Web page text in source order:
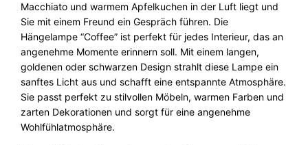
c
h
t
e
C
o
f
f
e
Macchiato und warmem Apfelkuchen in der Luft liegt und
Sie mit einem Freund ein Gespräch führen. Die
Hängelampe “Coffee” ist perfekt für jedes Interieur, das an
angenehme Momente erinnern soll. Mit einem langen,
goldenen oder schwarzen Design strahlt diese Lampe ein
sanftes Licht aus und schafft eine entspannte Atmosphäre.
Sie passt perfekt zu stilvollen Möbeln, warmen Farben und
zarten Dekorationen und sorgt für eine angenehme
Wohlfühlatmosphäre.